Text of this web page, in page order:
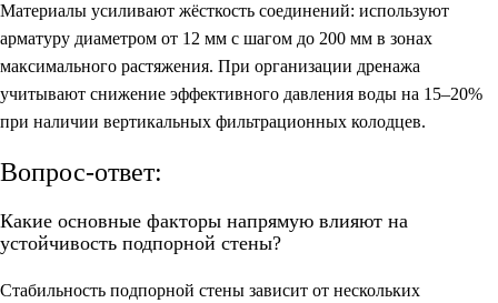
Материалы усиливают жёсткость соединений: используют
арматуру диаметром от 12 мм с шагом до 200 мм в зонах
максимального растяжения. При организации дренажа
учитывают снижение эффективного давления воды на 15–20%
при наличии вертикальных фильтрационных колодцев.
Вопрос-ответ:
Какие основные факторы напрямую влияют на
устойчивость подпорной стены?
Стабильность подпорной стены зависит от нескольких